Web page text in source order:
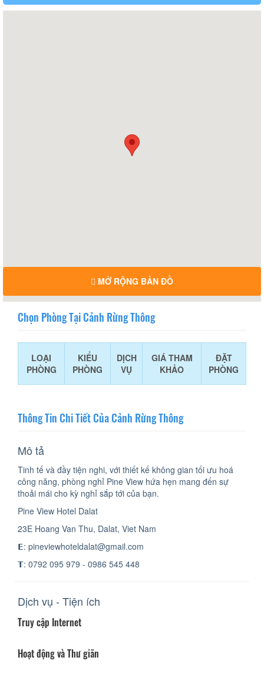
MỞ RỘNG BẢN ĐỒ
Chọn Phòng Tại Cảnh Rừng Thông
LOẠI
PHÒNG
KIỂU
PHÒNG
DỊCH
VỤ
GIÁ THAM
KHẢO
ĐẶT
PHÒNG
Thông Tin Chi Tiết Của Cảnh Rừng Thông
Mô tả
Tinh tế và đầy tiện nghi, với thiết kế không gian tối ưu hoá
công năng, phòng nghỉ Pine View hứa hẹn mang đến sự
thoải mái cho kỳ nghỉ sắp tới của bạn.
Pine View Hotel Dalat
23E Hoang Van Thu, Dalat, Viet Nam
𝗘: pineviewhoteldalat@gmail.com
𝗧: 0792 095 979 - 0986 545 448
Dịch vụ - Tiện ích
Truy cập Internet
Hoạt động và Thư giãn